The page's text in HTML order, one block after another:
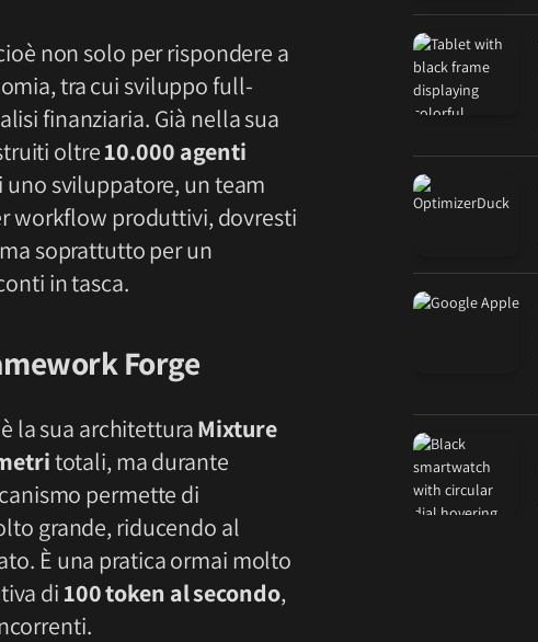
non solo per rispondere a
tra cui sviluppo full-
finanziaria. Già nella sua
oltre10.000 agenti
uno sviluppatore, un team
workflow produttivi, dovresti
soprattutto per un
in tasca.
Forge
è la sua architetturaMixture
totali, ma durante
permette di
grande, riducendo al
È una pratica ormai molto
di100 token al secondo,